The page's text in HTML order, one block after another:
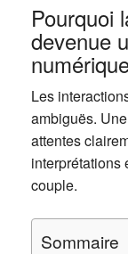
Pourquoi
devenue
Les
ambiguës.
attentes
interprétations
couple.
Sommaire